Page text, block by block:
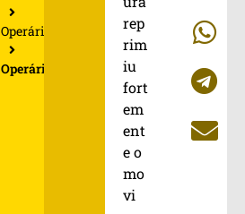
Operários
Operários
rep
rim
iu
fort
em
ent
e o
mo
vi